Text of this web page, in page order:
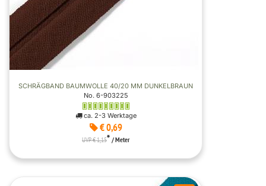
SCHRÄGBAND BAUMWOLLE 40/20 MM DUNKELBRAUN
No. 6-903225
ca. 2-3 Werktage
€ 0,69
UVP € 1,15* / Meter